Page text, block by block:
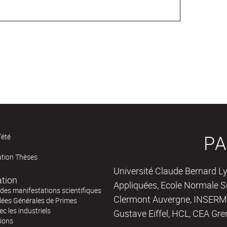
Thèses
manifestations scientifiques
Générales de Primes
les industriels
Université Claude Bernard
Appliquées, Ecole Normale
Clermont Auvergne,
Gustave Eiffel, HCL, CEA